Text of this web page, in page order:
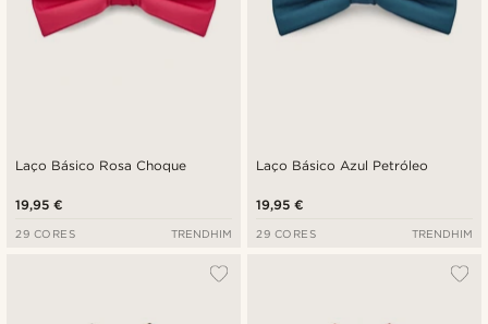
Laço Básico Rosa Choque
19,95 €
29 CORES TRENDHIM
Laço Básico Azul Petróleo
19,95 €
29 CORES TRENDHIM